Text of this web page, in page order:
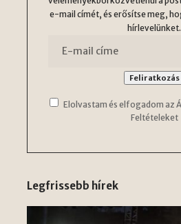
e-mail címét, és erősítse meg,
hírlevelünket.
Elolvastam és elfogadom az
Feltételeket
Legfrissebb hírek